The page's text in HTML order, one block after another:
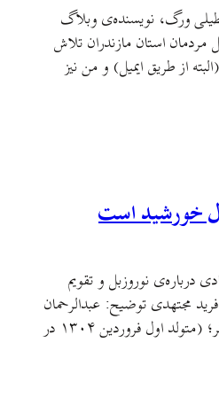
ورگ، نویسنده‌ی وبلاگ
استان مازندران تلاش‌
از طریق ایمیل) و من نیز
شود. به همین دلیل متن دو
خورشید است
درباره‌ی نوروزبل و تقویم
مجتهدی توضیح: عبدالرحمان
عمادی، نویسنده و پژوهشگر؛ (متولد اول فروردین ۱۳۰۴ در
شد و تحصیلات متوسطه را